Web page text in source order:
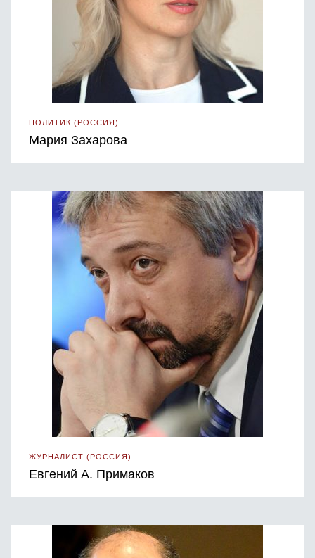
ПОЛИТИК (РОССИЯ)
Мария Захарова
ЖУРНАЛИСТ (РОССИЯ)
Евгений А. Примаков